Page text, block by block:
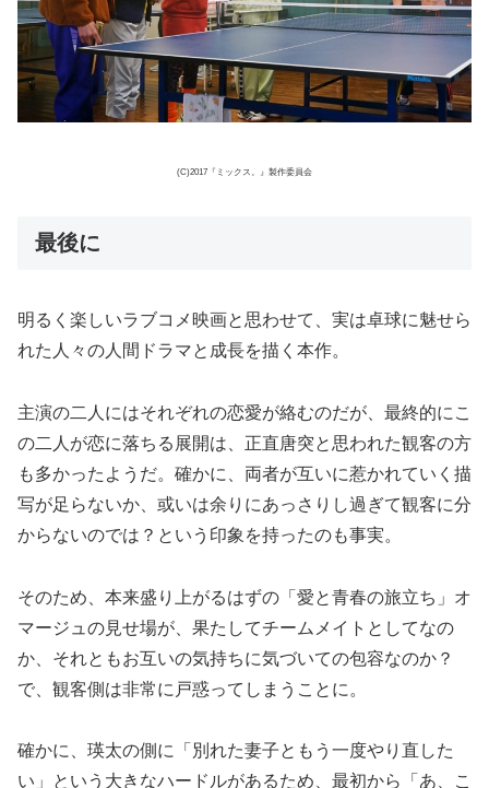
(C)2017『ミックス。』製作委員会
最後に
明るく楽しいラブコメ映画と思わせて、実は卓球に魅せら
れた人々の人間ドラマと成長を描く本作。
主演の二人にはそれぞれの恋愛が絡むのだが、最終的にこ
の二人が恋に落ちる展開は、正直唐突と思われた観客の方
も多かったようだ。確かに、両者が互いに惹かれていく描
写が足らないか、或いは余りにあっさりし過ぎて観客に分
からないのでは？という印象を持ったのも事実。
そのため、本来盛り上がるはずの「愛と青春の旅立ち」オ
マージュの見せ場が、果たしてチームメイトとしてなの
か、それともお互いの気持ちに気づいての包容なのか？
で、観客側は非常に戸惑ってしまうことに。
確かに、瑛太の側に「別れた妻子ともう一度やり直した
い」という大きなハードルがあるため、最初から「あ、こ